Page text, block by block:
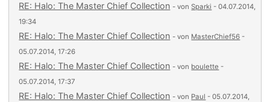
RE: Halo: The Master Chief Collection - vonSparki - 04.07.2014,
19:34
RE: Halo: The Master Chief Collection - von MasterChief56 -
05.07.2014, 17:26
RE: Halo: The Master Chief Collection - von boulette -
05.07.2014, 17:37
RE: Halo: The Master Chief Collection - von Paul - 05.07.2014,